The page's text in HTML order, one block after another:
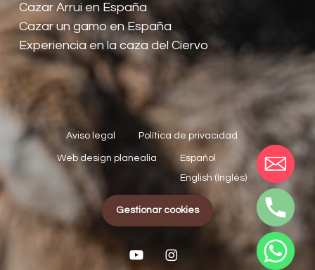
Cazar Arrui en España
Cazar un gamo en España
Experiencia en la caza del Ciervo
Aviso legal Política de privacidad
Web design planealia
Español
English ( Inglés)
Gestionar cookies
youtubeinstagram